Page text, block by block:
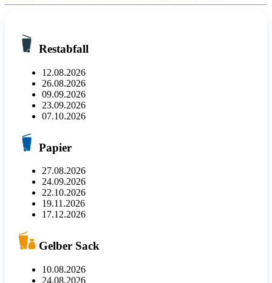
Restabfall
12.08.2026
26.08.2026
09.09.2026
23.09.2026
07.10.2026
Papier
27.08.2026
24.09.2026
22.10.2026
19.11.2026
17.12.2026
Gelber Sack
10.08.2026
24.08.2026